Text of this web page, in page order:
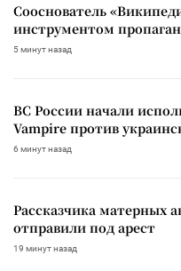
Сооснователь
инструментом
5 минут назад
ВС России начали
Vampire против
6 минут назад
Рассказчика матерных
отправили под арест
19 минут назад